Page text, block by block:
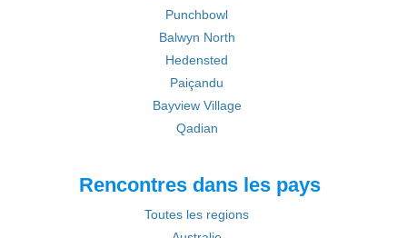
Punchbowl
Balwyn North
Hedensted
Paiçandu
Bayview Village
Qadian
Rencontres dans les pays
Toutes les regions